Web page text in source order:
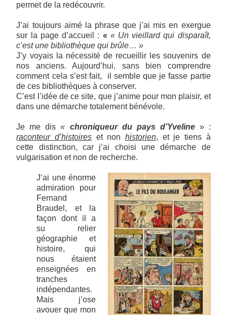
permet de la redécouvrir.
J’ai toujours aimé la phrase que j’ai mis en exergue
sur la page d’accueil : « « Un vieillard qui disparaît,
c’est une bibliothèque qui brûle… »
J’y voyais la nécessité de recueillir les souvenirs de
nos anciens. Aujourd’hui, sans bien comprendre
comment cela s’est fait, il semble que je fasse partie
de ces bibliothèques à conserver.
C’est l’idée de ce site, que j’anime pour mon plaisir, et
dans une démarche totalement bénévole.
Je me dis« chroniqueur du pays d’Yveline » :
raconteur d’histoires et nonhistorien, et je tiens à
cette distinction, car j’ai choisi une démarche de
vulgarisation et non de recherche.
J’ai une énorme
admiration pour
Fernand
Braudel, et la
façon dont il a
su relier
géographie et
histoire, qui
nous étaient
enseignées en
tranches
indépendantes.
Mais j’ose
avouer que mon